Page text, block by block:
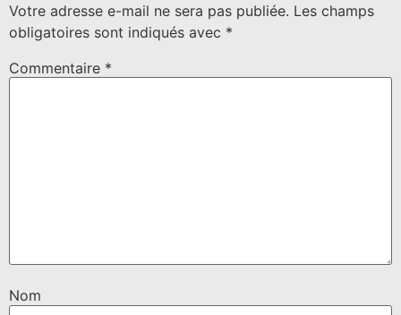
Votre adresse e-mail ne sera pas publiée. Les champs
obligatoires sont indiqués avec *
Commentaire *
Nom